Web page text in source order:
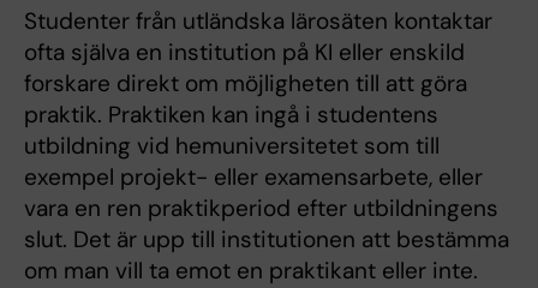
Studenter från utländska lärosäten kontaktar
ofta själva en institution på KI eller enskild
forskare direkt om möjligheten till att göra
praktik. Praktiken kan ingå i studentens
utbildning vid hemuniversitetet som till
exempel projekt- eller examensarbete, eller
vara en ren praktikperiod efter utbildningens
slut. Det är upp till institutionen att bestämma
om man vill ta emot en praktikant eller inte.